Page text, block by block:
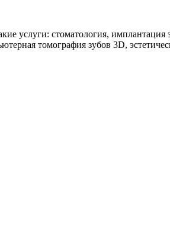
услуги: стоматология, имплантация
томография зубов 3D,